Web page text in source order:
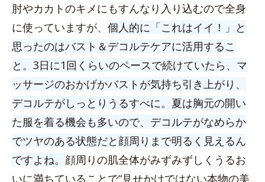
肘やカカトのキメにもすんなり入り込むので全身
に使っていますが、 個人的に「これはイイ！」と
思ったのはバスト＆デコルテケアに活用するこ
と。3日に1回くらいのペースで続けていたら、マ
ッサージのおかげかバストが気持ち引き上がり、
デコルテがしっとりうるすべに。夏は胸元の開い
た服を着る機会も多いので、デコルテがなめらか
でツヤのある状態だと顔周りまで明るく見えるん
ですよね。 顔周りの肌全体がみずみずしくうるお
いに満ちていることで“見せかけではない本物の美